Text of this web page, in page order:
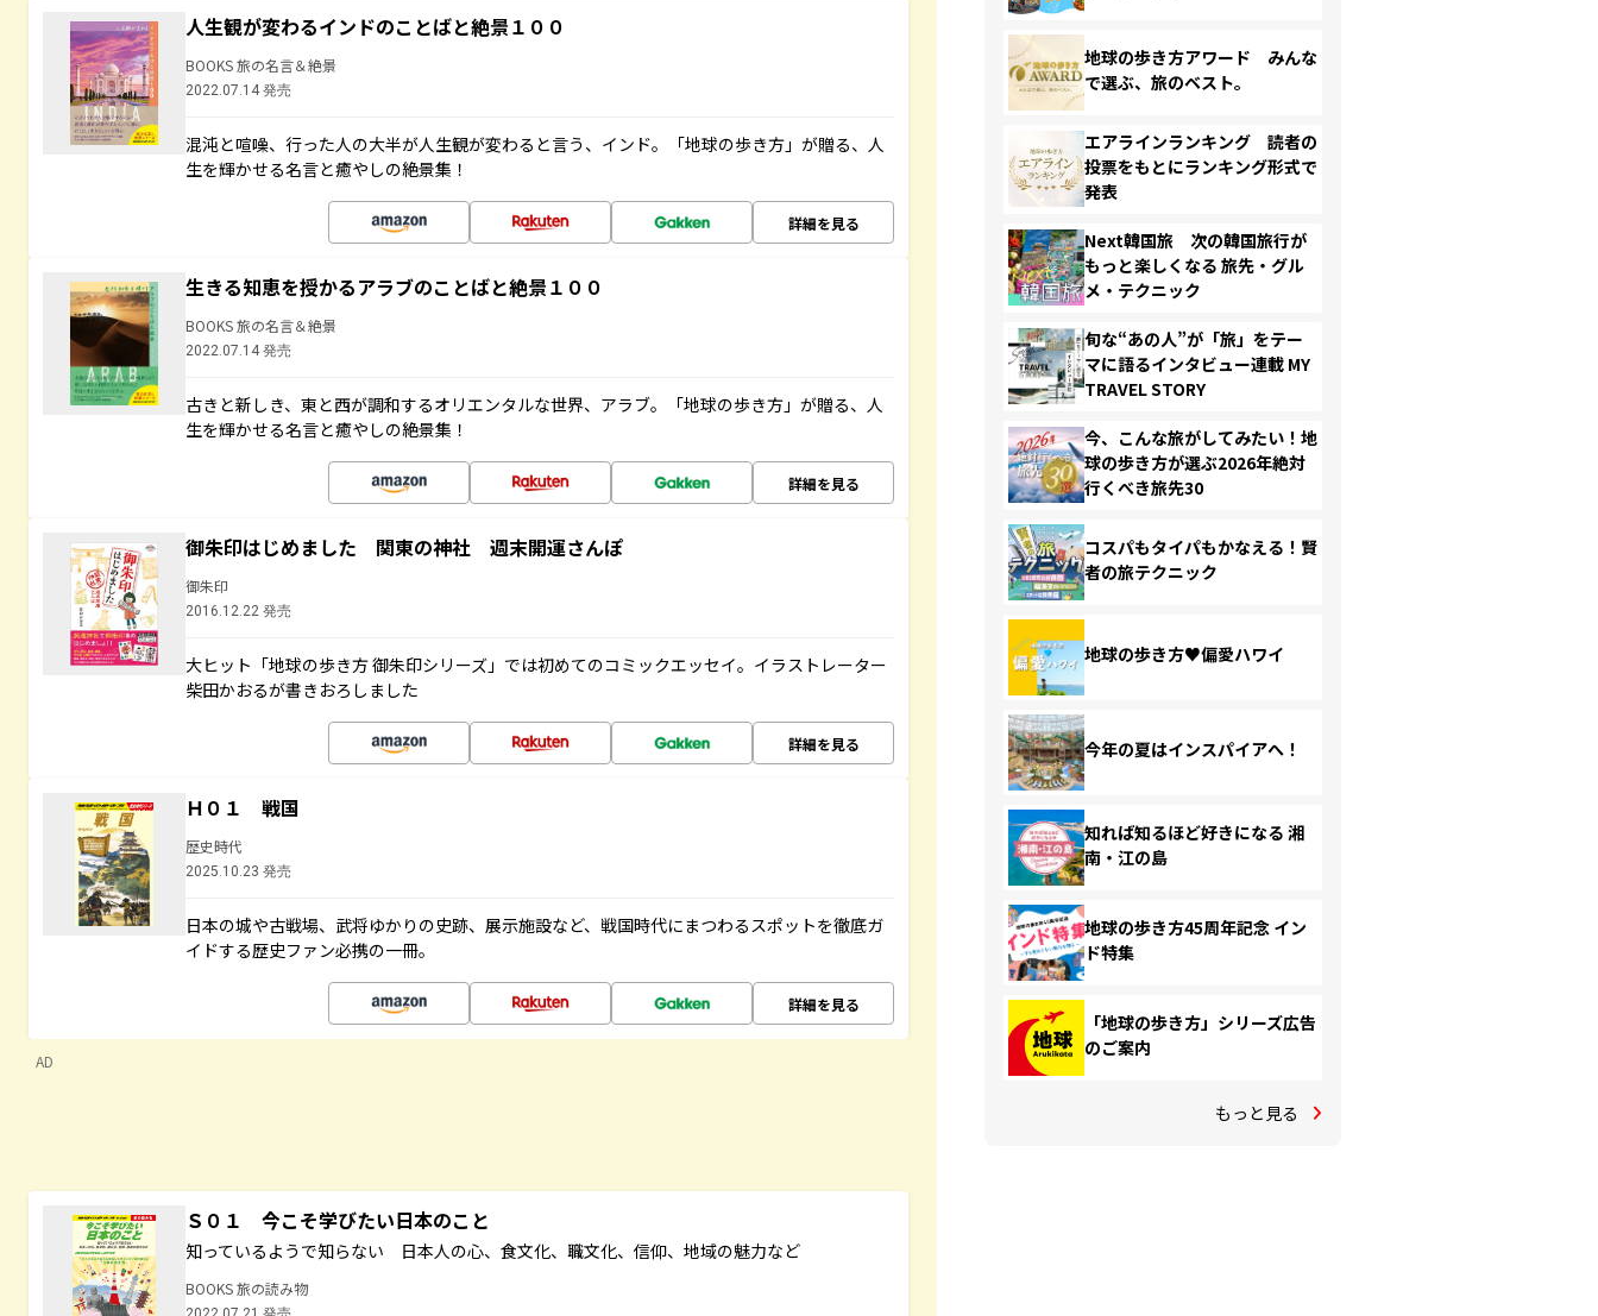
人生観が変わるインドのことばと絶景１００
BOOKS 旅の名言＆絶景
2022.07.14 発売
混沌と喧噪、行った人の大半が人生観が変わると言う、インド。「地球の歩き方」が贈る、人
生を輝かせる名言と癒やしの絶景集！
詳細を見る
生きる知恵を授かるアラブのことばと絶景１００
BOOKS 旅の名言＆絶景
2022.07.14 発売
古きと新しき、東と西が調和するオリエンタルな世界、アラブ。「地球の歩き方」が贈る、人
生を輝かせる名言と癒やしの絶景集！
詳細を見る
御朱印はじめました 関東の神社 週末開運さんぽ
御朱印
2016.12.22 発売
大ヒット「地球の歩き方 御朱印シリーズ」では初めてのコミックエッセイ。イラストレーター
柴田かおるが書きおろしました
詳細を見る
Ｈ０１ 戦国
歴史時代
2025.10.23 発売
日本の城や古戦場、武将ゆかりの史跡、展示施設など、戦国時代にまつわるスポットを徹底ガ
イドする歴史ファン必携の一冊。
詳細を見る
AD
Ｓ０１ 今こそ学びたい日本のこと
知っているようで知らない 日本人の心、食文化、職文化、信仰、地域の魅力など
BOOKS 旅の読み物
地球の歩き方アワード みんな
で選ぶ、旅のベスト。
エアラインランキング 読者の
投票をもとにランキング形式で
発表
Next韓国旅 次の韓国旅行が
もっと楽しくなる 旅先・グル
メ・テクニック
旬な“あの人”が「旅」をテー
マに語るインタビュー連載 MY
TRAVEL STORY
今、こんな旅がしてみたい！地
球の歩き方が選ぶ2026年絶対
行くべき旅先30
コスパもタイパもかなえる！賢
者の旅テクニック
地球の歩き方♥偏愛ハワイ
今年の夏はインスパイアへ！
知れば知るほど好きになる 湘
南・江の島
地球の歩き方45周年記念 イン
ド特集
「地球の歩き方」シリーズ広告
のご案内
もっと見る